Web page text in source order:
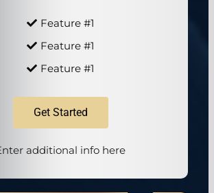
Feature #1
Feature #1
Feature #1
Get Started
additional info here